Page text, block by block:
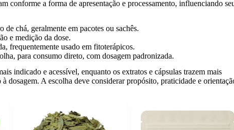
conforme a forma de apresentação e processamento, influenciando
chá, geralmente em pacotes ou sachês.
e medição da dose.
frequentemente usado em fitoterápicos.
para consumo direto, com dosagem padronizada.
indicado e acessível, enquanto os extratos e cápsulas trazem mais
dosagem. A escolha deve considerar propósito, praticidade e